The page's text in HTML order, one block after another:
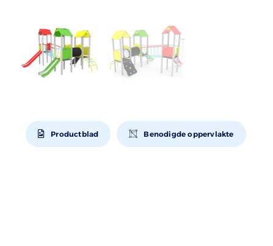
Productblad Benodigde oppervlakte